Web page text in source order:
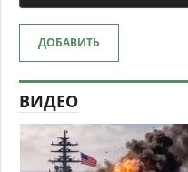
ДОБАВИТЬ
ВИДЕО